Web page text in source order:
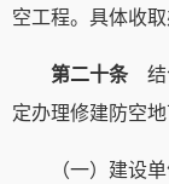
空工程。具体收
第二十条
定办理修建防空地
（一）建设